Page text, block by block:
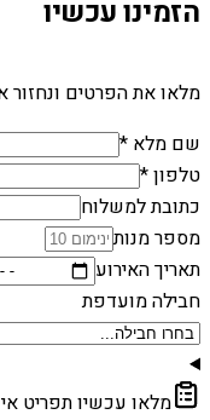
הזמינו עכשיו
מלאו את הפרטים
שם מלא *
טלפון *
כתובת למשלוח
מספר מנות
תאריך האירוע
חבילה מועדפת
מלאו עכשיו תפריט